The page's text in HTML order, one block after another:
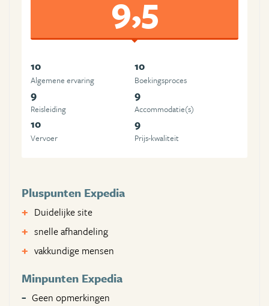
10
Algemene ervaring
10
Boekingsproces
9
Reisleiding
9
Accommodatie(s)
10
Vervoer
9
Prijs-kwaliteit
Pluspunten Expedia
Duidelijke site
snelle afhandeling
vakkundige mensen
Minpunten Expedia
Geen opmerkingen